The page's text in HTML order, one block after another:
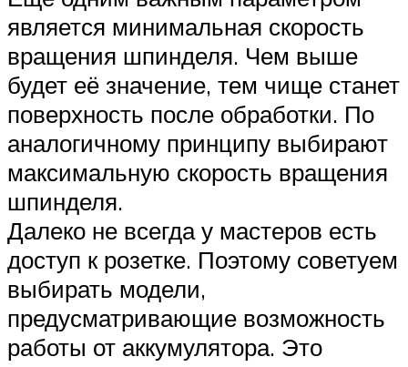
является минимальная скорость
вращения шпинделя. Чем выше
будет её значение, тем чище станет
поверхность после обработки. По
аналогичному принципу выбирают
максимальную скорость вращения
шпинделя.
Далеко не всегда у мастеров есть
доступ к розетке. Поэтому советуем
выбирать модели,
предусматривающие возможность
работы от аккумулятора. Это